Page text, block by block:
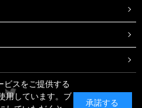
Twitter
ビスをご提供する
用しています。ブ
承諾する